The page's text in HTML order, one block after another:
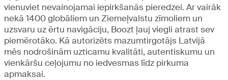
vienuviet nevainojamai iepirkšanās pieredzei. Ar vairāk
nekā 1400 globāliem un Ziemeļvalstu zīmoliem un
uzsvaru uz ērtu navigāciju, Boozt ļauj viegli atrast sev
piemērotāko. Kā autorizēts mazumtirgotājs Latvijā
mēs nodrošinām uzticamu kvalitāti, autentiskumu un
vienkāršu ceļojumu no iedvesmas līdz pirkuma
apmaksai.